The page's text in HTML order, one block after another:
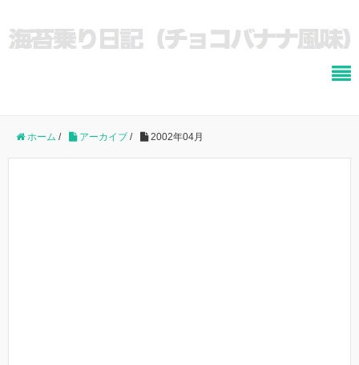
ホーム / アーカイブ / 2002年04月